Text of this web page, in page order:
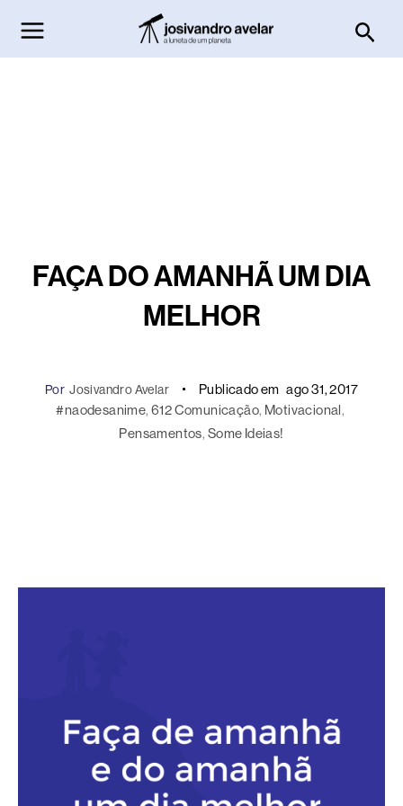
para
o
FAÇA DO AMANHÃ UM DIA
MELHOR
Por Josivandro Avelar Publicado em ago 31, 2017
#naodesanime, 612 Comunicação, Motivacional
Pensamentos, Some Ideias!